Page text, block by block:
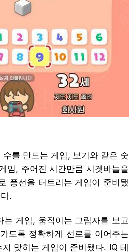
를 만드는 게임, 보기와 같은 숫
임, 주어진 시간만큼 시곗바늘을
풍선을 터트리는 게임이 준비됐
.
게임, 움직이는 그림자를 보고
도록 정확하게 선로를 이어주는
맞히는 게임이 준비됐다. IQ 테